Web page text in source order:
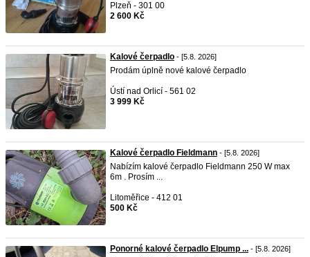
Plzeň - 301 00
2 600 Kč
Kalové čerpadlo - [5.8. 2026]
Prodám úplně nové kalové čerpadlo
Ústí nad Orlicí - 561 02
3 999 Kč
Kalové čerpadlo Fieldmann - [5.8. 2026]
Nabízím kalové čerpadlo Fieldmann 250 W max
6m . Prosím ...
Litoměřice - 412 01
500 Kč
Ponorné kalové čerpadlo Elpump ... - [5.8. 2026]